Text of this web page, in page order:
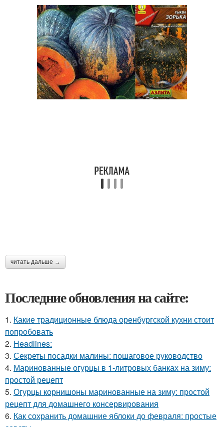
читать дальше →
Последние обновления на сайте:
1. Какие традиционные блюда оренбургской кухни стоит
попробовать
2. Headlines:
3. Секреты посадки малины: пошаговое руководство
4. Маринованные огурцы в 1-литровых банках на зиму:
простой рецепт
5. Огурцы корнишоны маринованные на зиму: простой
рецепт для домашнего консервирования
6. Как сохранить домашние яблоки до февраля: простые